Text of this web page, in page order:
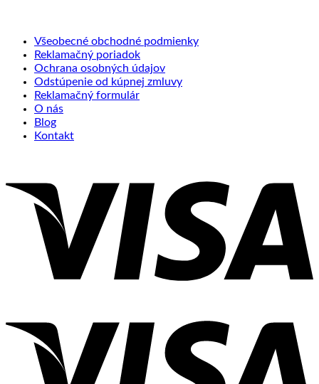
Všeobecné obchodné podmienky
Reklamačný poriadok
Ochrana osobných údajov
Odstúpenie od kúpnej zmluvy
Reklamačný formulár
O nás
Blog
Kontakt